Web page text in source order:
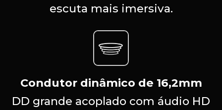
escuta mais imersiva.
Condutor dinâmico de 16,2mm
DD grande acoplado com áudio HD